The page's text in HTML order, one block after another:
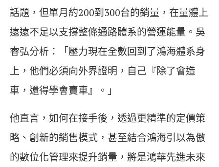
話題，但單月約200到300台的銷量，在量體上
遠遠不足以支撐整條通路體系的營運能量。吳
睿弘分析：「壓力現在全數回到了鴻海體系身
上，他們必須向外界證明，自己『除了會造
車，還得學會賣車』。」
他直言，如何在接手後，透過更精準的定價策
略、創新的銷售模式，甚至結合鴻海引以為傲
的數位化管理來提升銷量，將是鴻華先進未來